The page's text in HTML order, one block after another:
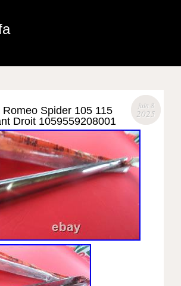
juin 8
2025
Spider 105 115
Droit 1059559208001